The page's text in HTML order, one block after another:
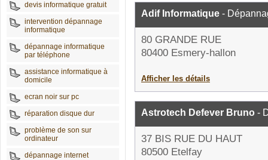
devis informatique gratuit
intervention dépannage
informatique
dépannage informatique
par téléphone
assistance informatique à
domicile
ecran noir sur pc
réparation disque dur
problème de son sur
ordinateur
dépannage internet
Adif Informatique -
80 GRANDE RUE
80400 Esmery-hallon
Afficher les détails
Astrotech Defever Bruno -
37 BIS RUE DU HAUT
80500 Etelfay